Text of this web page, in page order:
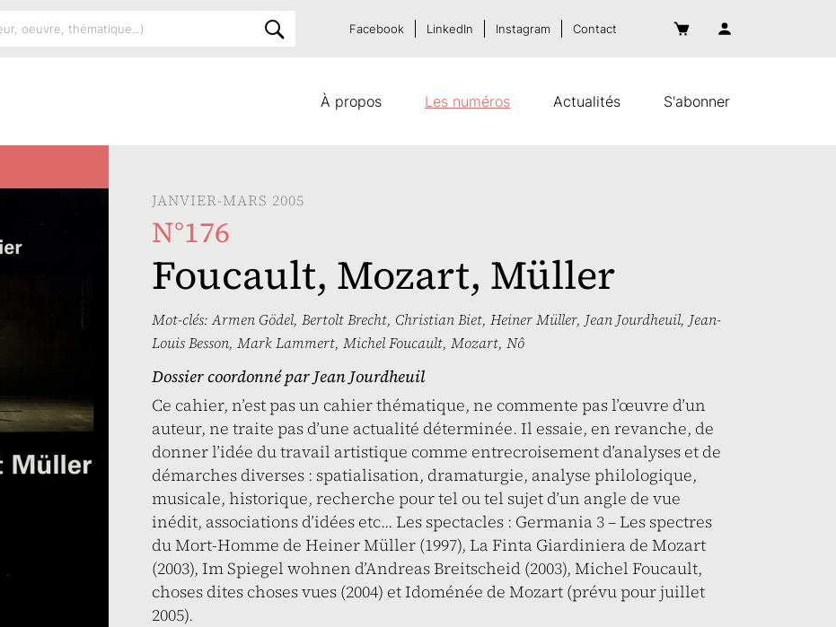
À propos Les numéros Actualités S'abonner
Facebook LinkedIn Instagram Contact
JANVIER-MARS 2005
N°176
Foucault, Mozart, Müller
Mot-clés:Armen Gödel, Bertolt Brecht, Christian Biet, Heiner Müller, Jean Jourdheuil, Jean-
Louis Besson, Mark Lammert, Michel Foucault, Mozart, Nô
Dossier coordonné parJean Jourdheuil
Ce cahier, n’est pas un cahier thématique, ne commente pas l’œuvre d’un
auteur, ne traite pas d’une actualité déterminée. Il essaie, en revanche, de
donner l’idée du travail artistique comme entrecroisement d’analyses et de
démarches diverses : spatialisation, dramaturgie, analyse philologique,
musicale, historique, recherche pour tel ou tel sujet d’un angle de vue
inédit, associations d’idées etc... Les spectacles : Germania 3 – Les spectres
du Mort-Homme de Heiner Müller (1997), La Finta Giardiniera de Mozart
(2003), Im Spiegel wohnen d’Andreas Breitscheid (2003), Michel Foucault,
choses dites choses vues (2004) et Idoménée de Mozart (prévu pour juillet
2005).